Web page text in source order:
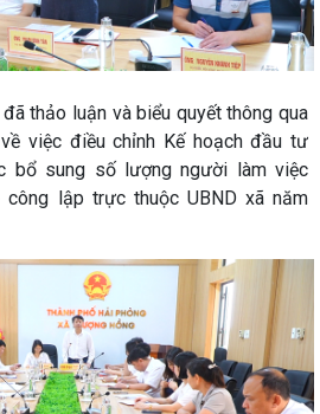
thảo luận và biểu quyết thông qua
việc điều chỉnh Kế hoạch đầu tư
bổ sung số lượng người làm việc
lập trực thuộc UBND xã năm